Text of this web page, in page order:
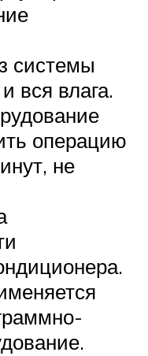
системы
вся влага.
операцию
не